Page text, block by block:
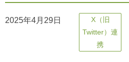
2025年4月29日
X（旧
Twitter）連
携